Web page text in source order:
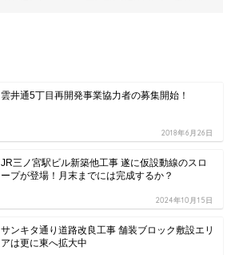
雲井通5丁目再開発事業協力者の募集開始！
2018年6月26日
JR三ノ宮駅ビル新築他工事 遂に仮設動線のスロ
ープが登場！月末までには完成するか？
2024年10月15日
サンキタ通り道路改良工事 舗装ブロック敷設エリ
アは更に東へ拡大中